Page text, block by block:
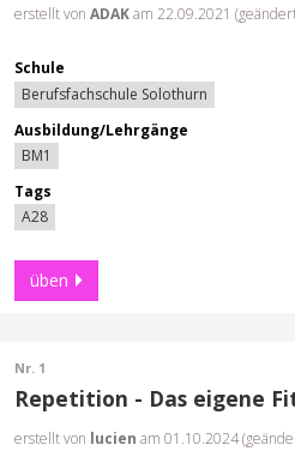
erstellt von ADAKam 22.09.2021
Schule
Berufsfachschule Solothurn
Ausbildung/Lehrgänge
BM1
Tags
A28
üben
Nr. 1
Repetition - Das eigene
erstellt von lucien am 01.10.2024